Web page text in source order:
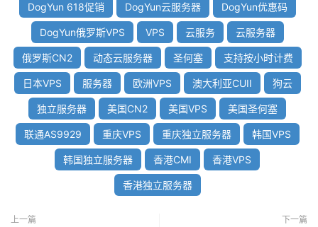
DogYun 618促销 DogYun云服务器 DogYun优惠码
DogYun俄罗斯VPS VPS 云服务 云服务器
俄罗斯CN2 动态云服务器 圣何塞 支持按小时计费
日本VPS 服务器 欧洲VPS 澳大利亚CUII 狗云
独立服务器 美国CN2 美国VPS 美国圣何塞
联通AS9929 重庆VPS 重庆独立服务器 韩国VPS
韩国独立服务器 香港CMI 香港VPS
香港独立服务器
上一篇 下一篇